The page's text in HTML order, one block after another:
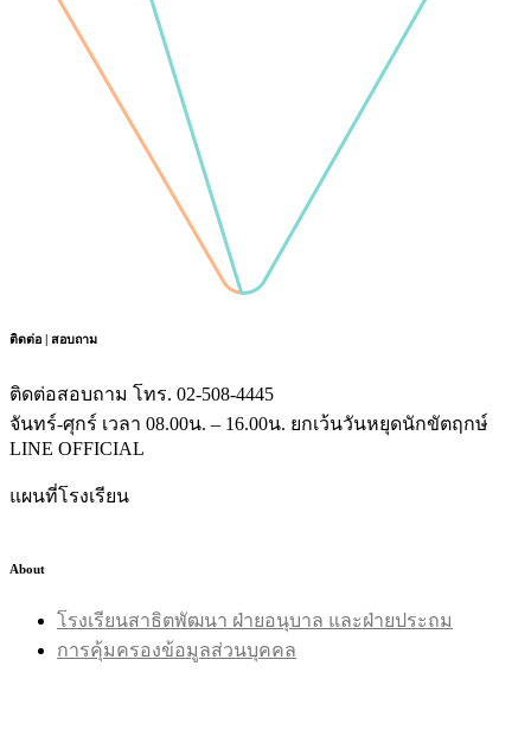
ติดต่อ | สอบถาม
ติดต่อสอบถาม โทร. 02-508-4445
จันทร์-ศุกร์ เวลา 08.00น. – 16.00น. ยกเว้นวันหยุดนักขัตฤกษ์
LINE OFFICIAL
แผนที่โรงเรียน
About
โรงเรียนสาธิตพัฒนา ฝ่ายอนุบาล และฝ่ายประถม
การคุ้มครองข้อมูลส่วนบุคคล